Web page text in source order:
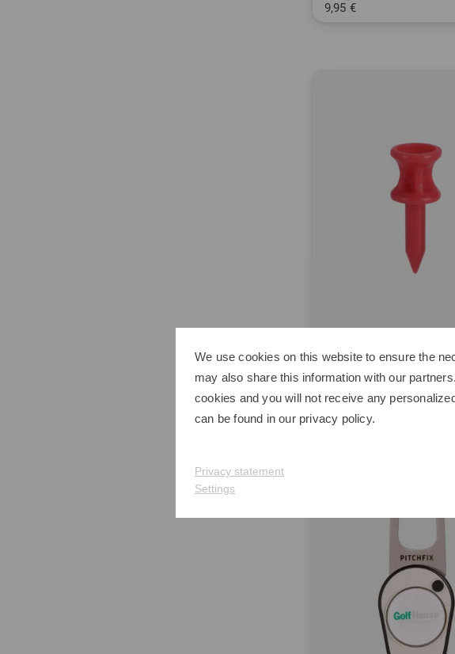
9,95 €
Step Tees
in: 31 mm
We use cookies on this website to ensure the
may also share this information with our
cookies and you will not receive any
can be found in our privacy policy.
Privacy statement
Settings